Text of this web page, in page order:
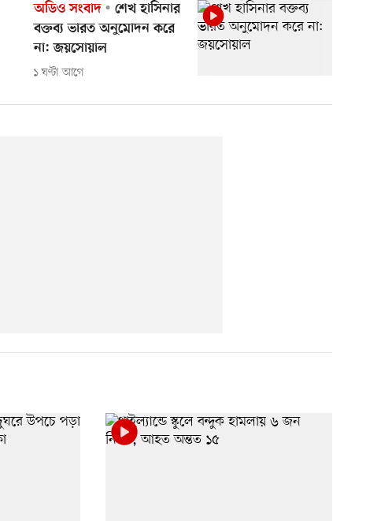
অডিও সংবাদ
শেখ হাসিনার
বক্তব্য ভারত অনুমোদন করে
না: জয়সোয়াল
১ ঘণ্টা আগে